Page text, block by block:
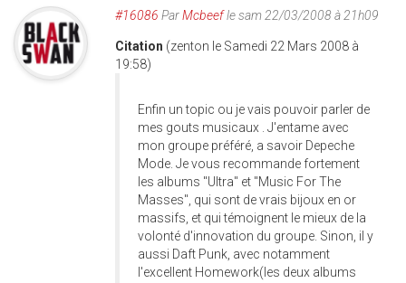
#16086 ParMcbeefle sam 22/03/2008 à 21h09
Citation (zenton le Samedi 22 Mars 2008 à
19:58)
Enfin un topic ou je vais pouvoir parler de
mes gouts musicaux . J'entame avec
mon groupe préféré, a savoir Depeche
Mode. Je vous recommande fortement
les albums "Ultra" et "Music For The
Masses", qui sont de vrais bijoux en or
massifs, et qui témoignent le mieux de la
volonté d'innovation du groupe. Sinon, il y
aussi Daft Punk, avec notamment
l'excellent Homework(les deux albums